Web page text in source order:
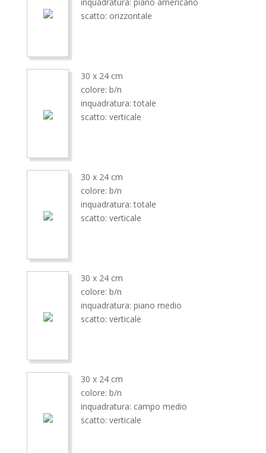
scatto: orizzontale
30 x 24 cm
colore: b/n
inquadratura: totale
scatto: verticale
30 x 24 cm
colore: b/n
inquadratura: totale
scatto: verticale
30 x 24 cm
colore: b/n
inquadratura: piano medio
scatto: verticale
30 x 24 cm
colore: b/n
inquadratura: campo medio
scatto: verticale